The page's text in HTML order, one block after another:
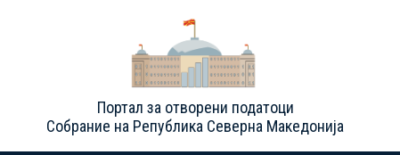
Портал за отворени податоци
Собрание на Република Северна Македонија